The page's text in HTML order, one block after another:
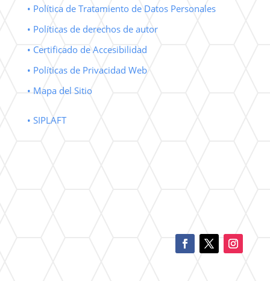
• Política de Tratamiento de Datos Personales
• Políticas de derechos de autor
• Certificado de Accesibilidad
• Políticas de Privacidad Web
• Mapa del Sitio
• SIPLAFT